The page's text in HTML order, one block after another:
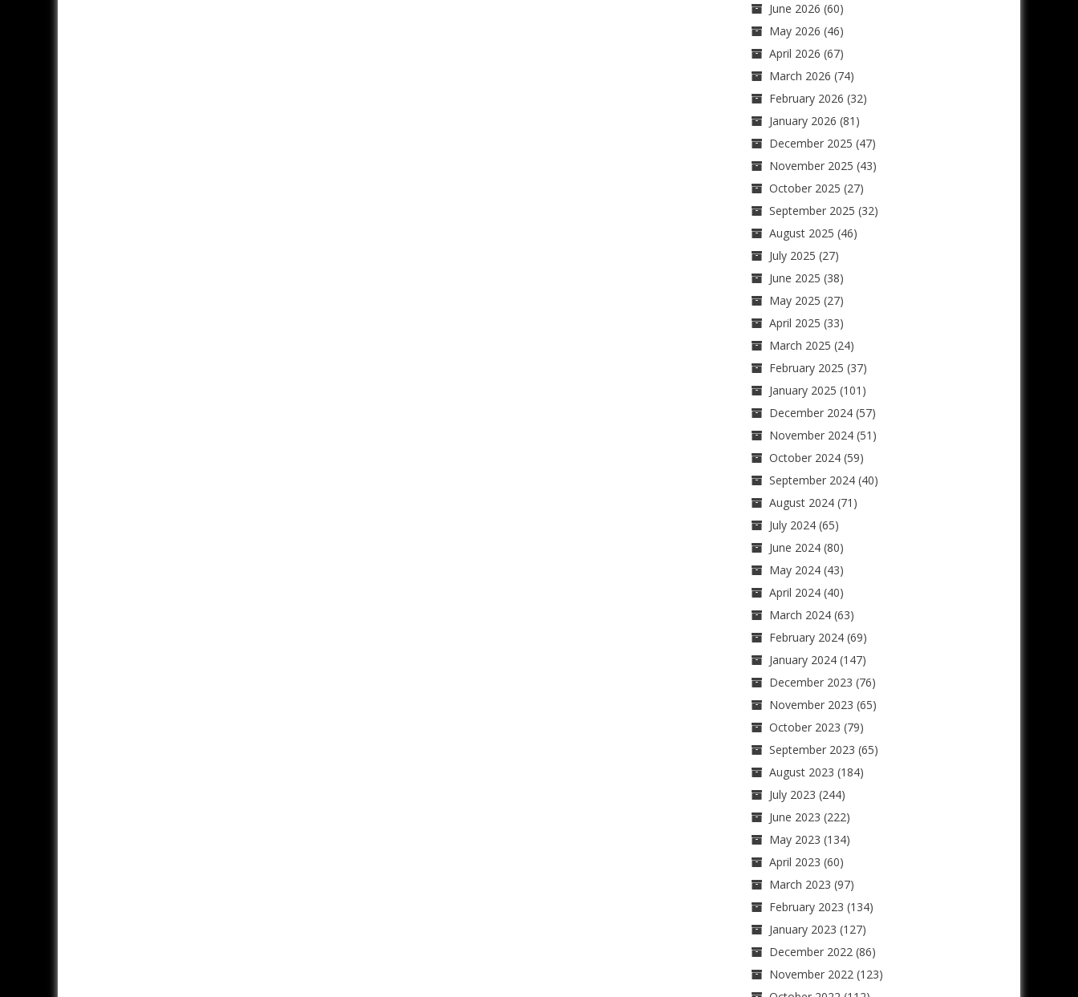
June 2026 (60)
May 2026 (46)
April 2026 (67)
March 2026 (74)
February 2026 (32)
January 2026 (81)
December 2025 (47)
November 2025 (43)
October 2025 (27)
September 2025 (32)
August 2025 (46)
July 2025 (27)
June 2025 (38)
May 2025 (27)
April 2025 (33)
March 2025 (24)
February 2025 (37)
January 2025 (101)
December 2024(57)
November 2024(51)
October 2024(59)
September 2024(40)
August 2024(71)
July 2024(65)
June 2024(80)
May 2024(43)
April 2024(40)
March 2024(63)
February 2024(69)
January 2024(147)
December 2023 (76)
November 2023 (65)
October 2023 (79)
September 2023 (65)
August 2023 (184)
July 2023 (244)
June 2023 (222)
May 2023 (134)
April 2023 (60)
March 2023 (97)
February 2023 (134)
January 2023 (127)
December 2022(86)
November 2022(123)